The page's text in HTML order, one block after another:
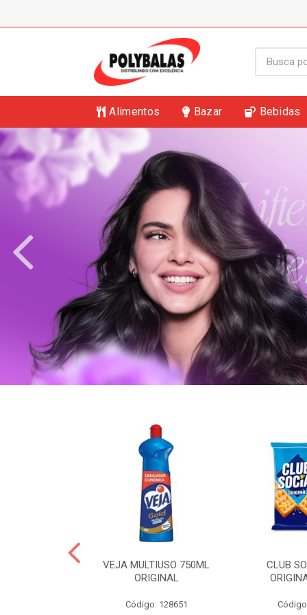
Alimentos Bazar Bebidas
VEJA MULTIUSO 750ML
ORIGINAL
Código: 128651
CLUB